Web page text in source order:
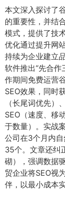
本文深入探讨了
的重要性，并结
模式，提供了技
优化通过提升网
持续为企业建立
软件推出“先合作
作期间免费运营
SEO效果，同时
（长尾词优先）
SEO（速度、移
于数量）。实战
公司在3个月内
35个。文章还纠
砌），强调数据
贸企业将SEO视
伴，以最小成本